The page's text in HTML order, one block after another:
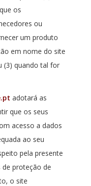
os
ou
um produto
em nome do site
(3) quando tal for
adotará as
que os seus
acesso a dados
ao seu
pela presente
de proteção de
o site